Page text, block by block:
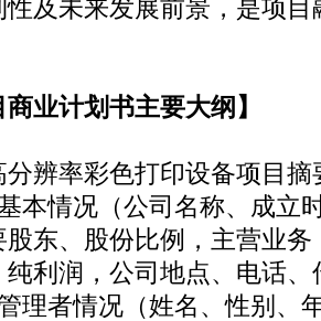
及未来发展前景，是项
业计划书主要大纲】
率彩色打印设备项目摘
情况（公司名称、成立
股东、股份比例，主营业
纯利润，公司地点、电话
者情况（姓名、性别、